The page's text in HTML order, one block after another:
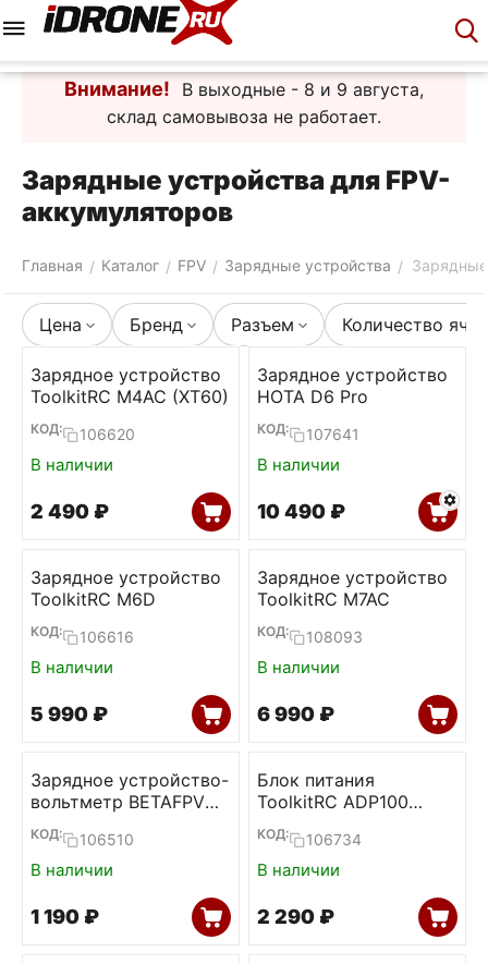
Внимание!
В выходные - 8 и 9 августа,
склад самовывоза не работает.
Зарядные устройства для FPV-
аккумуляторов
Главная / Каталог / FPV / Зарядные устройства /
Цена Бренд Разъем Количество
Зарядное устройство
ToolkitRC M4AC (XT60)
КОД: 106620
В наличии
2 490 ₽
Зарядное устройство
HOTA D6 Pro
КОД: 107641
В наличии
10 490 ₽
Зарядное устройство
ToolkitRC M6D
КОД: 106616
В наличии
5 990 ₽
Зарядное устройство
ToolkitRC M7AC
КОД: 108093
В наличии
6 990 ₽
Зарядное устройство-
вольтметр BETAFPV
BT2.0
КОД: 106510
В наличии
1 190 ₽
Блок питания
ToolkitRC ADP100
100W 20V 5А
КОД: 106734
В наличии
2 290 ₽
Корзина